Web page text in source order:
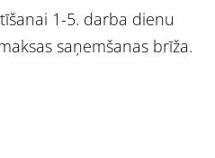
1-5. darba dienu
saņemšanas brīža.